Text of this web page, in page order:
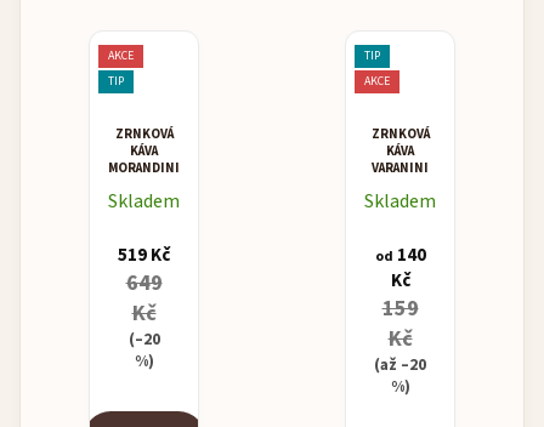
AKCE
TIP
ZRNKOVÁ
KÁVA
MORANDINI
ORO -
KÁVA
Skladem
519 Kč
649
Kč
(–20
%)
TIP
AKCE
ZRNKOVÁ
KÁVA
VARANINI
BAR
Skladem
od 140
Kč
159
Kč
(až –20
%)